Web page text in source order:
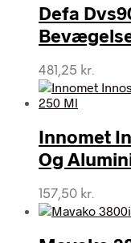
Defa
481,25 kr.
Innomet
Og
157,50 kr.